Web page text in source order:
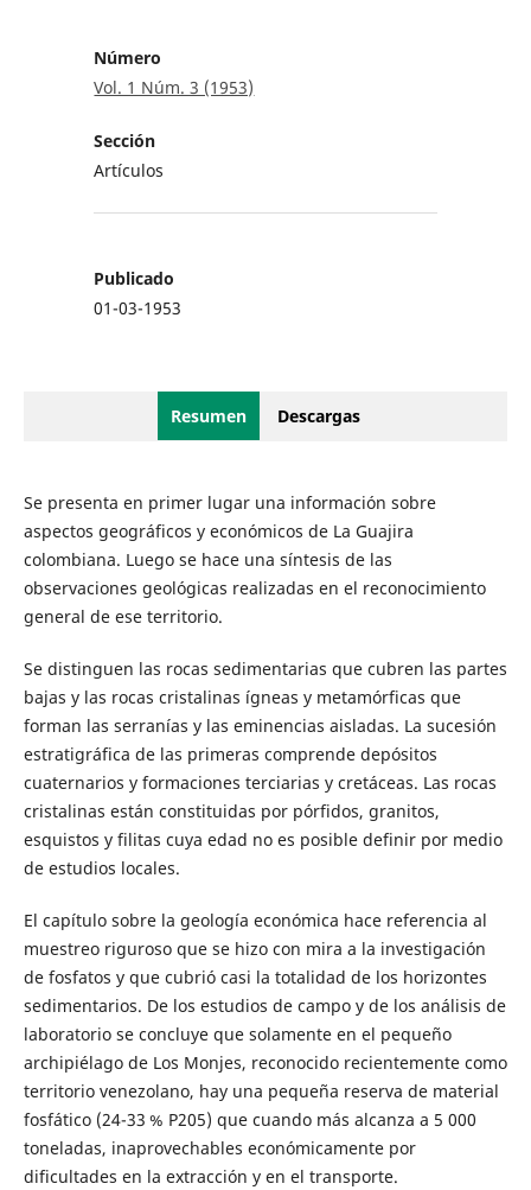
Número
Vol. 1 Núm. 3 (1953)
Sección
Artículos
Publicado
01-03-1953
Resumen Descargas
Se presenta en primer lugar una información sobre
aspectos geográficos y económicos de La Guajira
colombiana. Luego se hace una síntesis de las
observaciones geológicas realizadas en el reconocimiento
general de ese territorio.
Se distinguen las rocas sedimentarias que cubren las partes
bajas y las rocas cristalinas ígneas y metamórficas que
forman las serranías y las eminencias aisladas. La sucesión
estratigráfica de las primeras comprende depósitos
cuaternarios y formaciones terciarias y cretáceas. Las rocas
cristalinas están constituidas por pórfidos, granitos,
esquistos y filitas cuya edad no es posible definir por medio
de estudios locales.
El capítulo sobre la geología económica hace referencia al
muestreo riguroso que se hizo con mira a la investigación
de fosfatos y que cubrió casi la totalidad de los horizontes
sedimentarios. De los estudios de campo y de los análisis de
laboratorio se concluye que solamente en el pequeño
archipiélago de Los Monjes, reconocido recientemente como
territorio venezolano, hay una pequeña reserva de material
fosfático (24-33 % P205) que cuando más alcanza a 5 000
toneladas, inaprovechables económicamente por
dificultades en la extracción y en el transporte.